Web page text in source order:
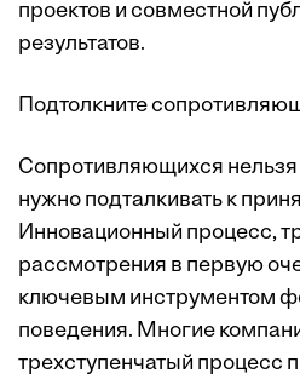
проектов и совместной
результатов.
Подтолкните
Сопротивляющихся нельзя
нужно подталкивать к
Инновационный процесс,
рассмотрения в первую
ключевым инструментом
поведения. Многие
трехступенчатый процесс